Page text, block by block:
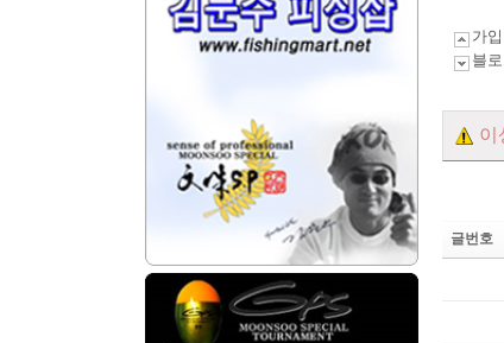
가
블
이
글번호